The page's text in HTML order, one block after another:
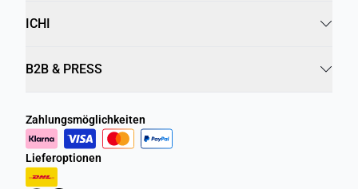
ICHI
B2B & PRESS
Zahlungsmöglichkeiten
Lieferoptionen